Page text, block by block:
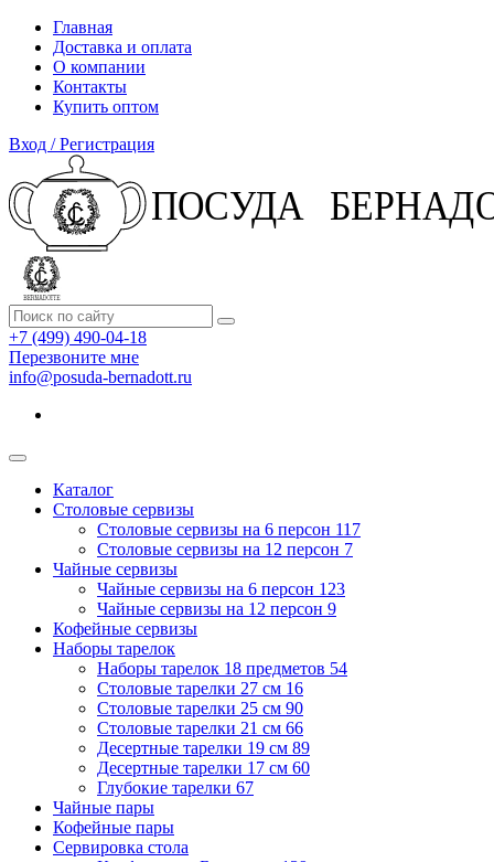
Главная
Доставка и оплата
О компании
Контакты
Купить оптом
Вход / Регистрация
+7 (499) 490-04-18
Перезвоните мне
info@posuda-bernadott.ru
Каталог
Столовые сервизы
Столовые сервизы на 6 персон 117
Столовые сервизы на 12 персон 7
Чайные сервизы
Чайные сервизы на 6 персон 123
Чайные сервизы на 12 персон 9
Кофейные сервизы
Наборы тарелок
Наборы тарелок 18 предметов 54
Столовые тарелки 27 см 16
Столовые тарелки 25 см 90
Столовые тарелки 21 см 66
Десертные тарелки 19 см 89
Десертные тарелки 17 см 60
Глубокие тарелки 67
Чайные пары
Кофейные пары
Сервировка стола